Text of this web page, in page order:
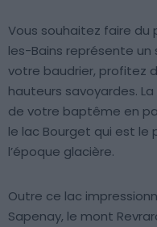
Vous souhaitez faire du
les-Bains représente un
votre baudrier, profitez
hauteurs savoyardes.
de votre baptême en
le lac Bourget qui est le
l’époque glacière.
Outre ce lac
Sapenay, le mont